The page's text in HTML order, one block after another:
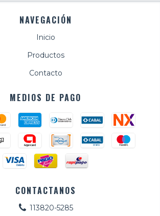
NAVEGACIÓN
Inicio
Productos
Contacto
MEDIOS DE PAGO
CONTACTANOS
113820-5285